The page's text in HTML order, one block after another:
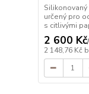
Silikonovaný
určený pro
s citlivými
2 600 Kč/
2 148,76 Kč